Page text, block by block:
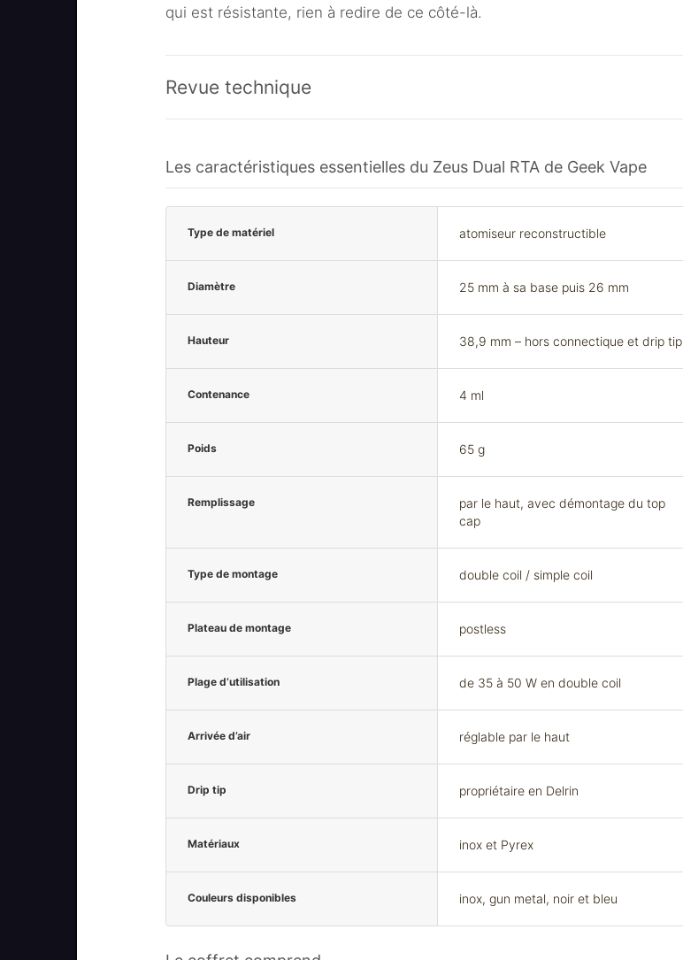
qui est résistante, rien à redire de ce côté-là.
Revue technique
Les caractéristiques essentielles du Zeus Dual RTA de Geek Vape
Type de matériel atomiseur reconstructible
Diamètre 25 mm à sa base puis 26 mm
Hauteur 38,9 mm – hors connectique et drip tip
Contenance 4 ml
Poids 65 g
Remplissage
par le haut, avec démontage du top
cap
Type de montage double coil / simple coil
Plateau de montage postless
Plage d’utilisation de 35 à 50 W en double coil
Arrivée d’air réglable par le haut
Drip tip propriétaire en Delrin
Matériaux inox et Pyrex
Couleurs disponibles inox, gun metal, noir et bleu